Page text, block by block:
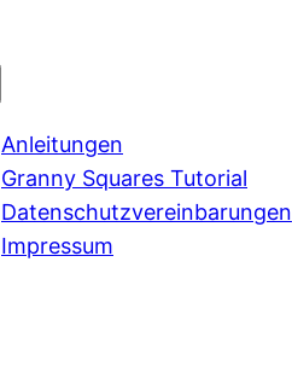
Anleitungen
Granny Squares Tutorial
Datenschutzvereinbarungen
Impressum